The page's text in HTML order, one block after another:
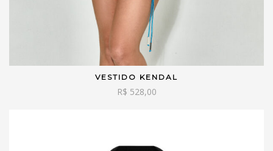
VER OPÇÕES
R$ 528,00
VESTIDO KENDAL